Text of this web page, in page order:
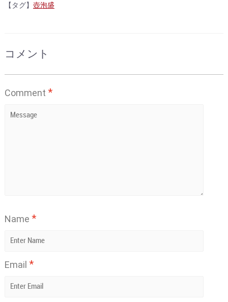
【タグ】 壺泡盛
コメント
Comment *
Name *
Email *